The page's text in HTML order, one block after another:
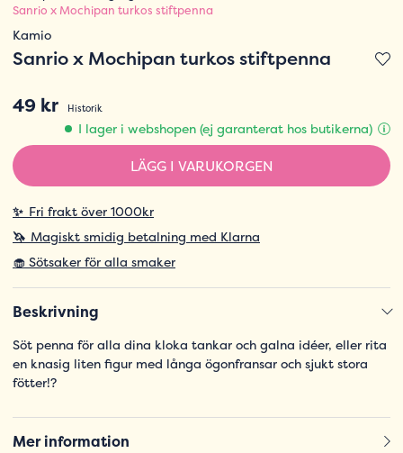
Sanrio x Mochipan turkos stiftpenna
Kamio
Sanrio x Mochipan turkos stiftpenna
49 kr
Historik
I lager i webshopen (ej garanterat hos butikerna)
LÄGG I VARUKORGEN
✨ Fri frakt över 1000kr
🦄 Magiskt smidig betalning med Klarna
🧁 Sötsaker för alla smaker
Beskrivning
Söt penna för alla dina kloka tankar och galna idéer, eller rita
en knasig liten figur med långa ögonfransar och sjukt stora
fötter!?
Mer information